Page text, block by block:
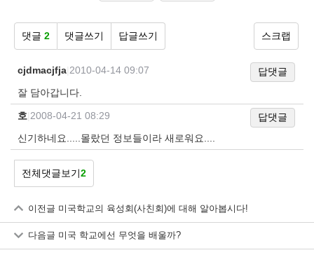
댓글 2 댓글쓰기 답글쓰기 스크랩
cjdmacjfja 2010-04-14 09:07
답댓글
잘 담아갑니다.
호 2008-04-21 08:29
답댓글
신기하네요.....몰랐던 정보들이라 새로워요....
전체댓글보기2
이전글 미국학교의 육성회(사친회)에 대해 알아봅시다!
다음글 미국 학교에선 무엇을 배울까?